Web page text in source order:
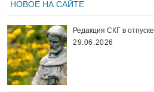
НОВОЕ НА САЙТЕ
Редакция СКГ в отпуске
29.06.2026